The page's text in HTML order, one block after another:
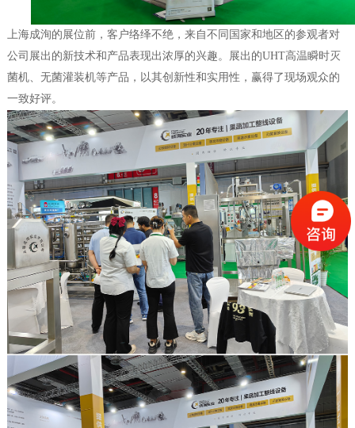
上海成洵的展位前，客户络绎不绝，来自不同国家和地区的参观者对
公司展出的新技术和产品表现出浓厚的兴趣。展出的UHT高温瞬时灭
菌机、无菌灌装机等产品，以其创新性和实用性，赢得了现场观众的
一致好评。